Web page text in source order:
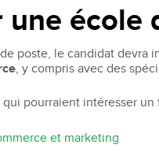
une école
poste, le candidat devra
, y compris avec des
pourraient intéresser un
et marketing